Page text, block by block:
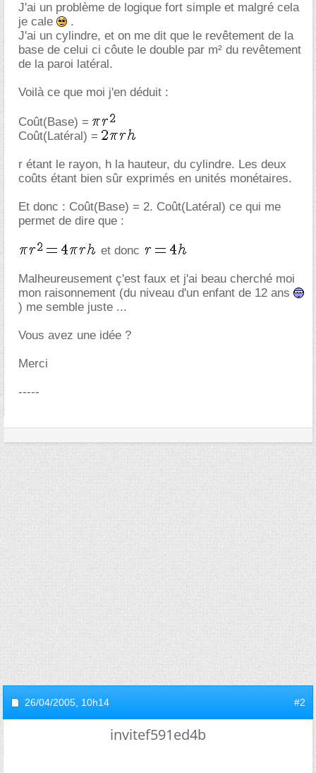
J'ai un problème de logique fort simple et malgré cela
je cale
.
J'ai un cylindre, et on me dit que le revêtement de la
base de celui ci côute le double par m² du revêtement
de la paroi latéral.
Voilà ce que moi j'en déduit :
Coût(Base) =
Coût(Latéral) =
r étant le rayon, h la hauteur, du cylindre. Les deux
coûts étant bien sûr exprimés en unités monétaires.
Et donc : Coût(Base) = 2. Coût(Latéral) ce qui me
permet de dire que :
et donc
Malheureusement ç'est faux et j'ai beau cherché moi
mon raisonnement (du niveau d'un enfant de 12 ans
) me semble juste ...
Vous avez une idée ?
Merci
-----
26/04/2005, 10h14 #2
invitef591ed4b